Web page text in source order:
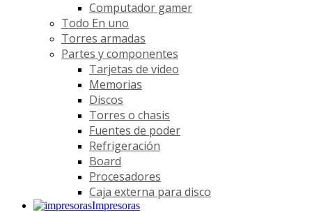
Computador gamer
Todo En uno
Torres armadas
Partes y componentes
Tarjetas de video
Memorias
Discos
Torres o chasis
Fuentes de poder
Refrigeración
Board
Procesadores
Caja externa para disco
Impresoras